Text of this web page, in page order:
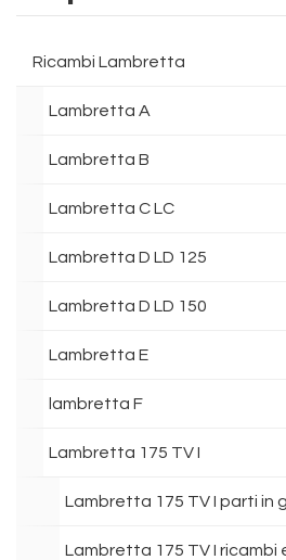
Ricambi Lambretta
Lambretta A
Lambretta B
Lambretta C LC
Lambretta D LD 125
Lambretta D LD 150
Lambretta E
lambretta F
Lambretta 175 TV I
Lambretta 175 TV I parti in
Lambretta 175 TV I ricambi